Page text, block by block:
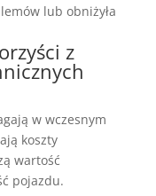
lub obniżyła
z
w wczesnym
koszty
wartość
pojazdu.